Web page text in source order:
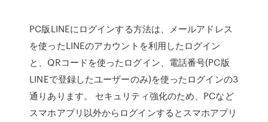
PC版LINEにログインする方法は、メールアドレス
を使ったLINEのアカウントを利用したログイン
と、QRコードを使ったログイン、電話番号(PC版
LINEで登録したユーザーのみ)を使ったログインの3
通りあります。 セキュリティ強化のため、PCなど
スマホアプリ以外からログインするとスマホアプリ